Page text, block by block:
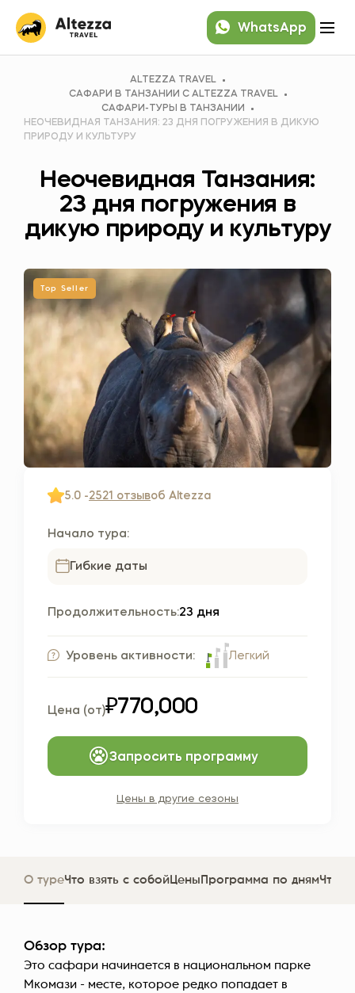
WhatsApp
ALTEZZA TRAVEL
САФАРИ В ТАНЗАНИИ C ALTEZZA TRAVEL
САФАРИ-ТУРЫ В ТАНЗАНИИ
НЕОЧЕВИДНАЯ ТАНЗАНИЯ: 23 ДНЯ ПОГРУЖЕНИЯ В ДИКУЮ
ПРИРОДУ И КУЛЬТУРУ
Неочевидная Танзания:
23 дня погружения в
дикую природу и культуру
Top Seller
5.0 -2521 отзывоб Altezza
Начало тура:
Гибкие даты
Продолжительность:23 дня
Уровень активности: Легкий
Цена (от)₽770,000
Запросить программу
Цены в другие сезоны
О туреЧто взять с собой Цены Программа по днямЧто
Обзор тура:
Это сафари начинается в национальном парке
Мкомази - месте, которое редко попадает в